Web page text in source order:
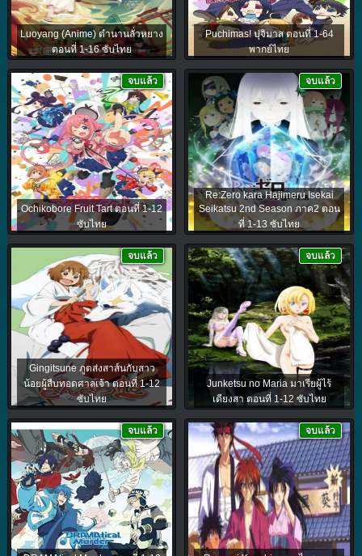
Luoyang (Anime) ตำนานลั่วหยาง
ตอนที่ 1-16 ซับไทย
Puchimas! ปุจิมาส ตอนที่ 1-64
พากย์ไทย
Ochikobore Fruit Tart ตอนที่ 1-12
ซับไทย
จบแล้ว
Re:Zero kara Hajimeru Isekai
Seikatsu 2nd Season ภาค2 ตอน
ที่ 1-13 ซับไทย
จบแล้ว
Gingitsune ภูตส่งสาส์นกับสาว
น้อยผู้สืบทอดศาลเจ้า ตอนที่ 1-12
ซับไทย
จบแล้ว
Junketsu no Maria มาเรียผู้ไร้
เดียงสา ตอนที่ 1-12 ซับไทย
จบแล้ว
จบแล้ว จบแล้ว